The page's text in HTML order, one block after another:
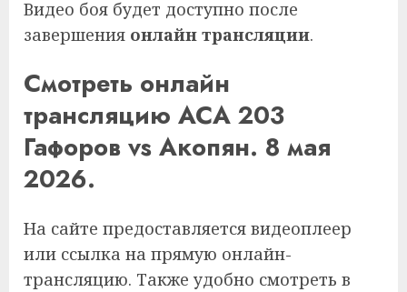
Видео боя будет доступно после
завершения онлайн трансляции.
Смотреть онлайн
трансляцию ACA 203
Гафоров vs Акопян. 8 мая
2026.
На сайте предоставляется видеоплеер
или ссылка на прямую онлайн-
трансляцию. Также удобно смотреть в